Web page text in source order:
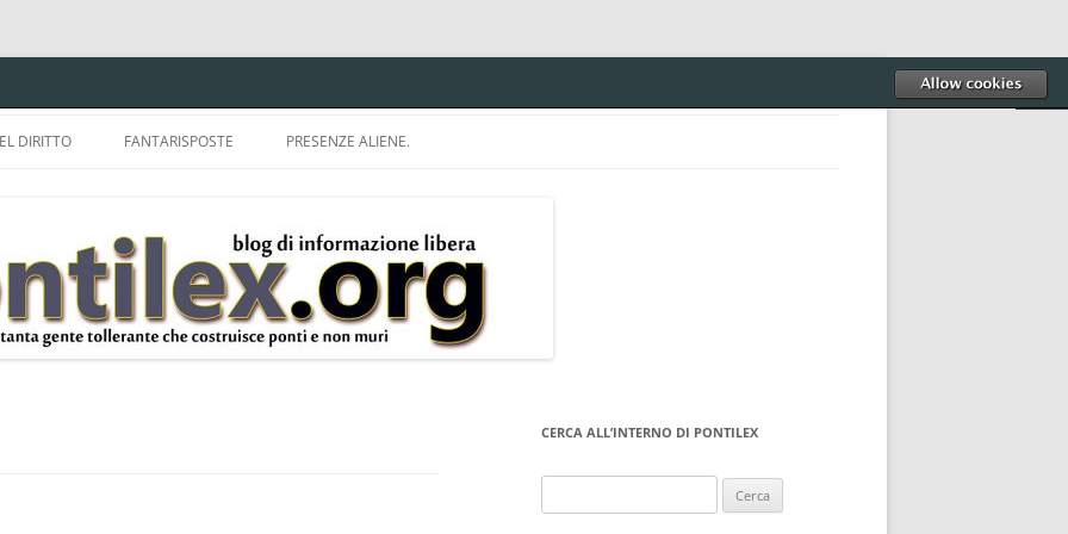
DIRITTO
DELLA LDA 633.
E
FANTARISPOSTE PRESENZE ALIENE.
CERCA ALL’INTERNO DI PONTILEX
per: